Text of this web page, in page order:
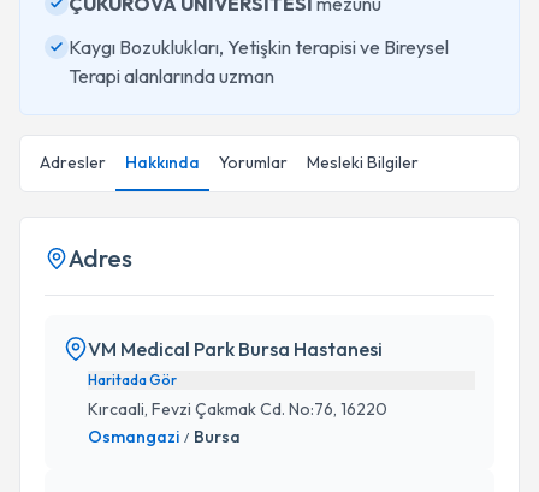
Kaygı Bozuklukları, Yetişkin terapisi ve Bireysel
Terapi alanlarında uzman
Adresler Hakkında Yorumlar Mesleki Bilgiler
Adres
VM Medical Park Bursa Hastanesi
Haritada Gör
Kırcaali, Fevzi Çakmak Cd. No:76, 16220
Osmangazi / Bursa